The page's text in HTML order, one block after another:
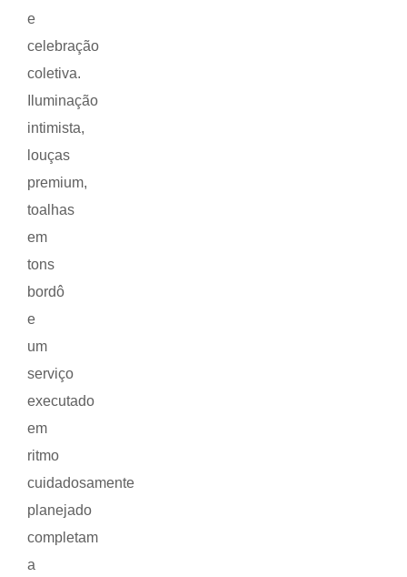
e
celebração
coletiva.
Iluminação
intimista,
louças
premium,
toalhas
em
tons
bordô
e
um
serviço
executado
em
ritmo
cuidadosamente
planejado
completam
a